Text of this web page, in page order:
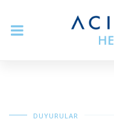
DUYURULAR